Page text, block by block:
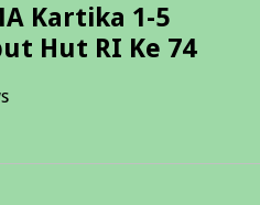
Kartika 1-5
Hut RI Ke 74